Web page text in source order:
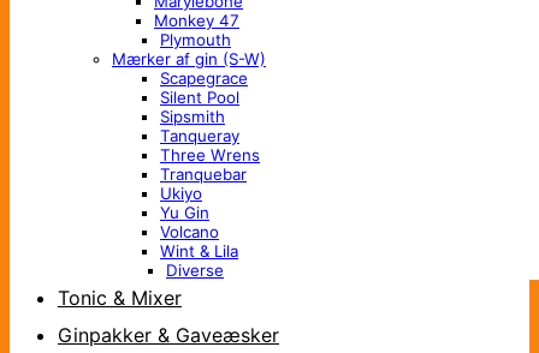
Monkey 47
Plymouth
Mærker af gin (S-W)
Scapegrace
Silent Pool
Sipsmith
Tanqueray
Three Wrens
Tranquebar
Ukiyo
Yu Gin
Volcano
Wint & Lila
Diverse
Tonic & Mixer
Ginpakker & Gaveæsker